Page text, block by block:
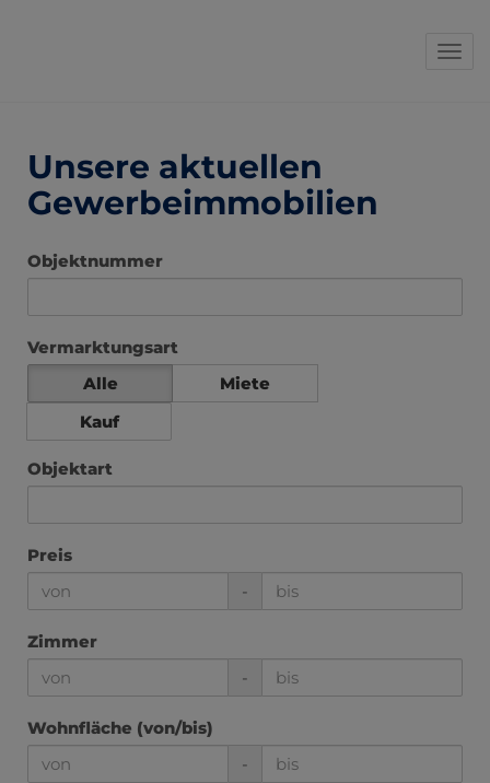
Unsere aktuellen
Gewerbeimmobilien
Objektnummer
Vermarktungsart
Alle
Miete
Kauf
Objektart
Preis
-
Zimmer
-
Wohnfläche (von/bis)
-